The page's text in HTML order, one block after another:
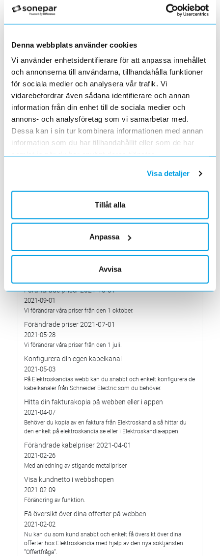
Denna webbplats använder cookies
Vi använder enhetsidentifierare för att anpassa innehållet
och annonserna till användarna, tillhandahålla funktioner
för sociala medier och analysera vår trafik. Vi
vidarebefordrar även sådana identifierare och annan
information från din enhet till de sociala medier och
annons- och analysföretag som vi samarbetar med.
Dessa kan i sin tur kombinera informationen med annan
information som du har tillhandahållit eller som de har
samlat in när du har använt deras tjänster.
Visa detaljer
Tillåt alla
Anpassa
Avvisa
Förändrade priser 2022-06-30
2022-05-27
2022-04-01
Förändrade priser 2022-05-01
2022-03-31
Med anledning av stigande råvarupriser.
Ecovadis ger Elektroskandia högsta betyg inom
hållbarhetsarbete
2022-03-21
Det oberoende analysföretaget Ecovadis har tilldelat
Elektroskandia högsta möjliga betyg, Platina, för företagets
hållbarhetsarbete.
Med anledning av Rysslands invasion av Ukraina
pågående affärsrelationer med Ryssland & Belarus.
Förändrade priser 2022-04-01
Med anledning av stigande komponent- och metallpriser.
Prisavisering per den 4:e januari 2022
2021-12-03
Med anledning av rådande omvärldsläge så justerar
Elektroskandia Sverige AB prisbilden och presenterar ny gällande
Förändrade priser 2021-10-01
2021-09-01
Vi förändrar våra priser från den 1 oktober.
Förändrade priser 2021-07-01
2021-05-28
Vi förändrar våra priser från den 1 juli.
Konfigurera din egen kabelkanal
2021-05-03
På Elektroskandias webb kan du snabbt och enkelt konfigurera de
kabelkanaler från Schneider Electric som du behöver.
Hitta din fakturakopia på webben eller i appen
2021-04-07
Behöver du kopia av en faktura från Elektroskandia så hittar du
den enkelt på elektroskandia.se eller i Elektro­skandia-appen.
Förändrade kabelpriser 2021-04-01
2021-02-26
Med anledning av stigande metallpriser
Visa kundnetto i webbshopen
2021-02-09
Förändring av funktion.
Få översikt över dina offerter på webben
2021-02-02
Nu kan du som kund snabbt och enkelt få översikt över dina
offerter hos Elektroskandia med hjälp av den nya söktjänsten
”Offertfråga”.